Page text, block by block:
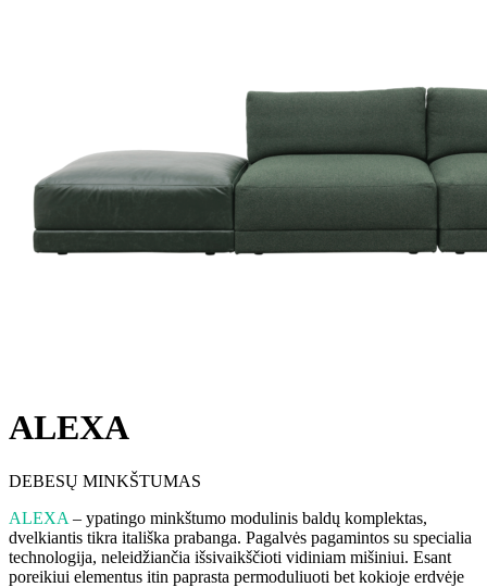
ALEXA
DEBESŲ MINKŠTUMAS
ALEXA – ypatingo minkštumo modulinis baldų komplektas,
dvelkiantis tikra itališka prabanga. Pagalvės pagamintos su specialia
technologija, neleidžiančia išsivaikščioti vidiniam mišiniui. Esant
poreikiui elementus itin paprasta permoduliuoti bet kokioje erdvėje